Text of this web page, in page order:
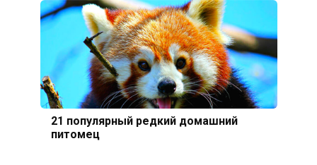
21 популярный редкий домашний
питомец